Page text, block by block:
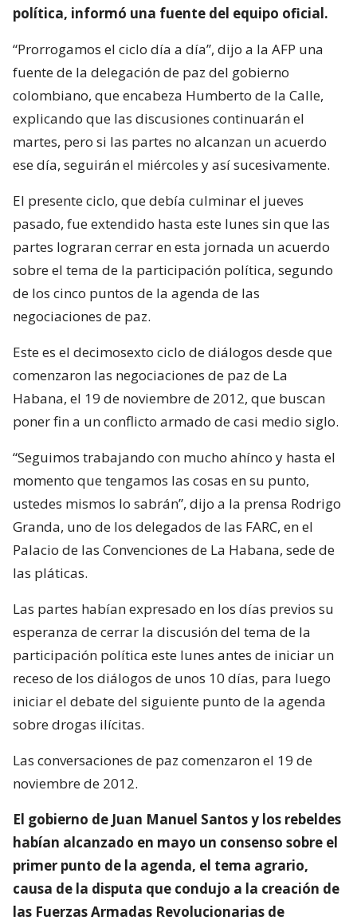
política, informó una fuente del equipo oficial.
“Prorrogamos el ciclo día a día”, dijo a la AFP una
fuente de la delegación de paz del gobierno
colombiano, que encabeza Humberto de la Calle,
explicando que las discusiones continuarán el
martes, pero si las partes no alcanzan un acuerdo
ese día, seguirán el miércoles y así sucesivamente.
El presente ciclo, que debía culminar el jueves
pasado, fue extendido hasta este lunes sin que las
partes lograran cerrar en esta jornada un acuerdo
sobre el tema de la participación política, segundo
de los cinco puntos de la agenda de las
negociaciones de paz.
Este es el decimosexto ciclo de diálogos desde que
comenzaron las negociaciones de paz de La
Habana, el 19 de noviembre de 2012, que buscan
poner fin a un conflicto armado de casi medio siglo.
“Seguimos trabajando con mucho ahínco y hasta el
momento que tengamos las cosas en su punto,
ustedes mismos lo sabrán”, dijo a la prensa Rodrigo
Granda, uno de los delegados de las FARC, en el
Palacio de las Convenciones de La Habana, sede de
las pláticas.
Las partes habían expresado en los días previos su
esperanza de cerrar la discusión del tema de la
participación política este lunes antes de iniciar un
receso de los diálogos de unos 10 días, para luego
iniciar el debate del siguiente punto de la agenda
sobre drogas ilícitas.
Las conversaciones de paz comenzaron el 19 de
noviembre de 2012.
El gobierno de Juan Manuel Santos y los rebeldes
habían alcanzado en mayo un consenso sobre el
primer punto de la agenda, el tema agrario,
causa de la disputa que condujo a la creación de
las Fuerzas Armadas Revolucionarias de